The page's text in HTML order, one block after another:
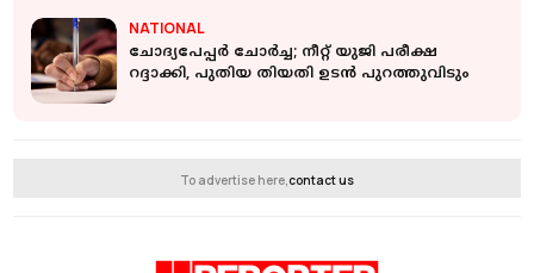
NATIONAL
ചോദ്യപേപ്പര്‍ ചോര്‍ച്ച; നീറ്റ് യുജി പരീക്ഷ
റദ്ദാക്കി, പുതിയ തിയതി ഉടന്‍ പുറത്തുവിടും
To advertise here,contact us